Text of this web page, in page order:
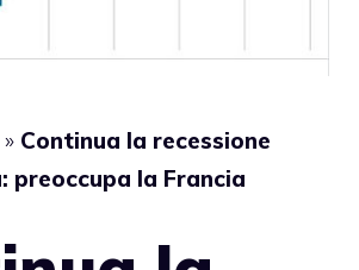
» Continua la recessione
preoccupa la Francia